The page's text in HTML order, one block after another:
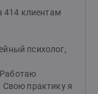
на их пути
414 клиентам
психолог,
Свою практику я